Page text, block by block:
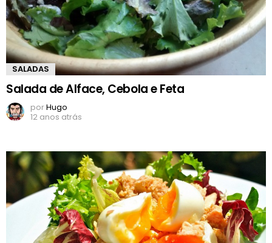
SALADAS
Salada de Alface, Cebola e Feta
porHugo
12 anos atrás